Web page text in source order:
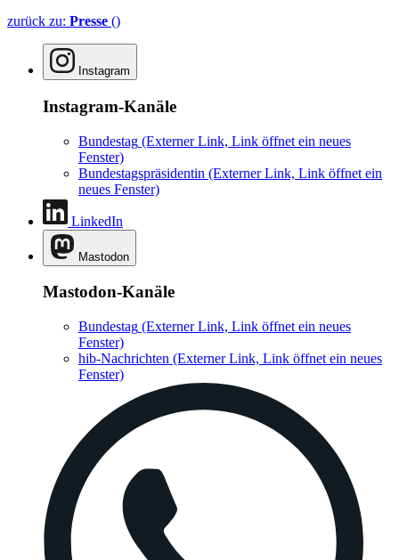
zurück zu: Presse ()
Instagram
Instagram-Kanäle
Bundestag (Externer Link, Link öffnet ein neues
Fenster)
Bundestagspräsidentin (Externer Link, Link öffnet ein
neues Fenster)
LinkedIn
Mastodon
Mastodon-Kanäle
Bundestag (Externer Link, Link öffnet ein neues
Fenster)
hib-Nachrichten (Externer Link, Link öffnet ein neues
Fenster)